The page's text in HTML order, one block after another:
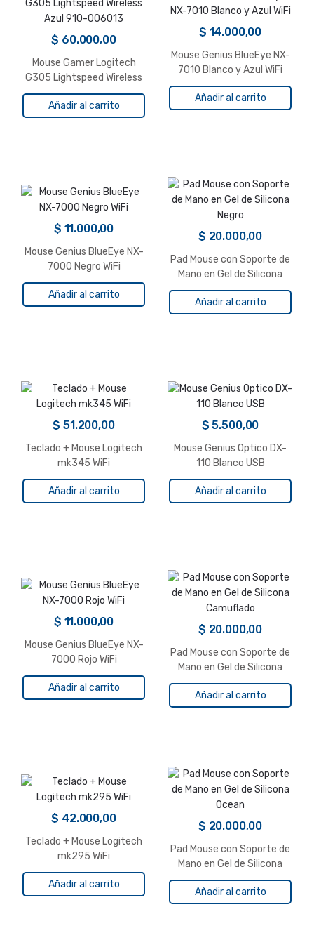
$ 60.000,00
Mouse Gamer Logitech
G305 Lightspeed Wireless
Azul 910-006013
Añadir al carrito
$ 14.000,00
Mouse Genius BlueEye NX-
7010 Blanco y Azul WiFi
Añadir al carrito
$ 11.000,00
Mouse Genius BlueEye NX-
7000 Negro WiFi
Añadir al carrito
$ 20.000,00
Pad Mouse con Soporte de
Mano en Gel de Silicona
Negro
Añadir al carrito
$ 51.200,00
Teclado + Mouse Logitech
mk345 WiFi
Añadir al carrito
$ 5.500,00
Mouse Genius Optico DX-
110 Blanco USB
Añadir al carrito
$ 11.000,00
Mouse Genius BlueEye NX-
7000 Rojo WiFi
Añadir al carrito
$ 20.000,00
Pad Mouse con Soporte de
Mano en Gel de Silicona
Camuflado
Añadir al carrito
$ 42.000,00
Teclado + Mouse Logitech
mk295 WiFi
Añadir al carrito
$ 20.000,00
Pad Mouse con Soporte de
Mano en Gel de Silicona
Ocean
Añadir al carrito